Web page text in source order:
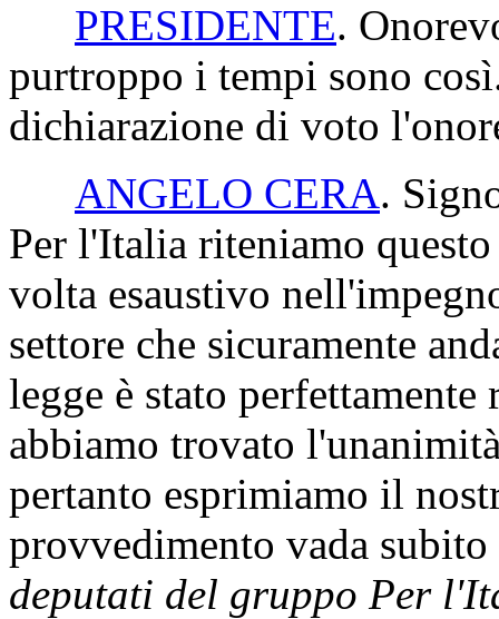
PRESIDENTE.
purtroppo i tempi sono
dichiarazione di voto
ANGELO CERA.
Per l'Italia riteniamo
volta esaustivo
settore che sicuramente
legge è stato
abbiamo trovato
pertanto esprimiamo il
provvedimento vada
deputati del gruppo Per